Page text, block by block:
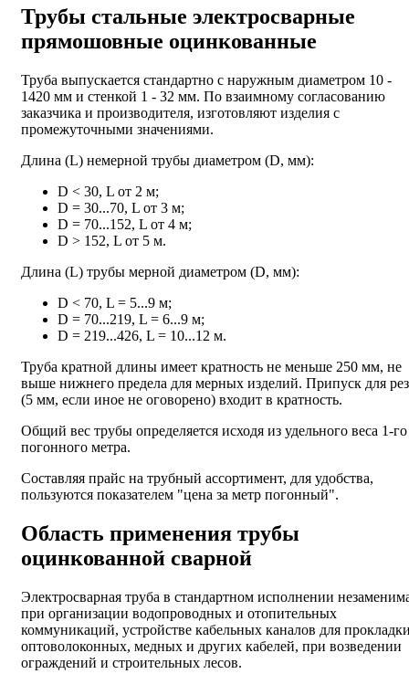
Трубы стальные электросварные
прямошовные оцинкованные
Труба выпускается стандартно с наружным диаметром 10 -
1420 мм и стенкой 1 - 32 мм. По взаимному согласованию
заказчика и производителя, изготовляют изделия с
промежуточными значениями.
Длина (L) немерной трубы диаметром (D, мм):
D < 30, L от 2 м;
D = 30...70, L от 3 м;
D = 70...152, L от 4 м;
D > 152, L от 5 м.
Длина (L) трубы мерной диаметром (D, мм):
D < 70, L = 5...9 м;
D = 70...219, L = 6...9 м;
D = 219...426, L = 10...12 м.
Труба кратной длины имеет кратность не меньше 250 мм, не
выше нижнего предела для мерных изделий. Припуск для
(5 мм, если иное не оговорено) входит в кратность.
Общий вес трубы определяется исходя из удельного веса 1-го
погонного метра.
Составляя прайс на трубный ассортимент, для удобства,
пользуются показателем "цена за метр погонный".
Область применения трубы
оцинкованной сварной
Электросварная труба в стандартном исполнении
при организации водопроводных и отопительных
коммуникаций, устройстве кабельных каналов для
оптоволоконных, медных и других кабелей, при возведении
ограждений и строительных лесов.